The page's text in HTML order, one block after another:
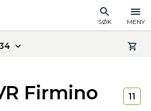
SØK MENY
Firmino 11